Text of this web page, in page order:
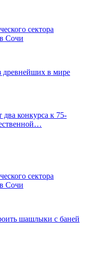
сектора
Сочи
древнейших в мире
два конкурса к 75-
сектора
Сочи
шашлыки с баней